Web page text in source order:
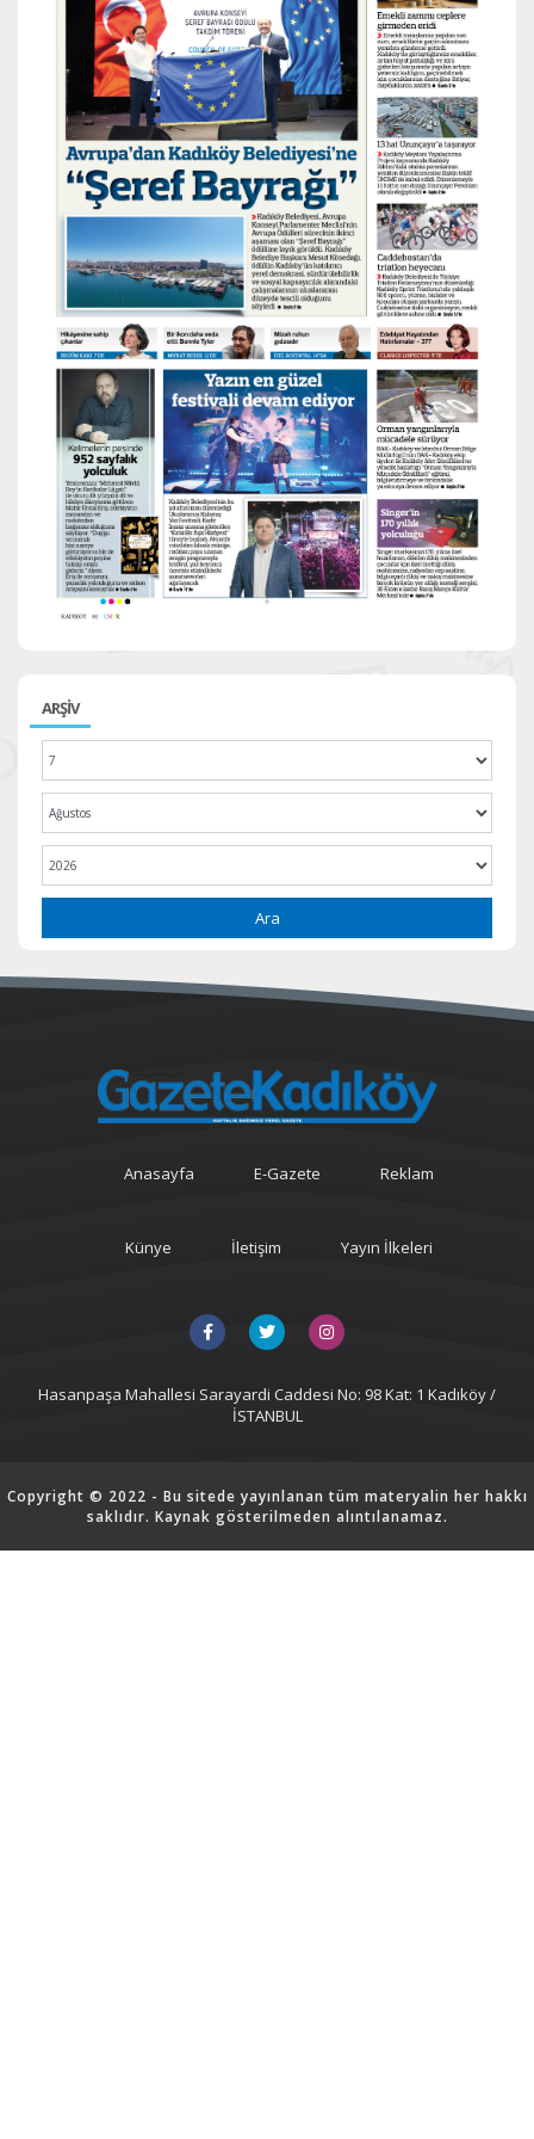
ARŞİV
Ara
Anasayfa E-Gazete Reklam
Künye İletişim Yayın İlkeleri
Hasanpaşa Mahallesi Sarayardi Caddesi No: 98 Kat: 1 Kadıköy /
İSTANBUL
Copyright © 2022 - Bu sitede yayınlanan tüm materyalin her hakkı
saklıdır. Kaynak gösterilmeden alıntılanamaz.